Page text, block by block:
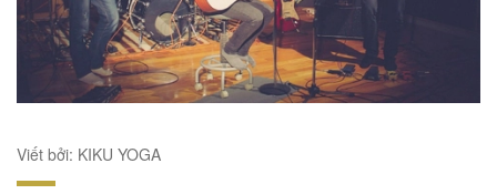
Viết bởi: KIKU YOGA